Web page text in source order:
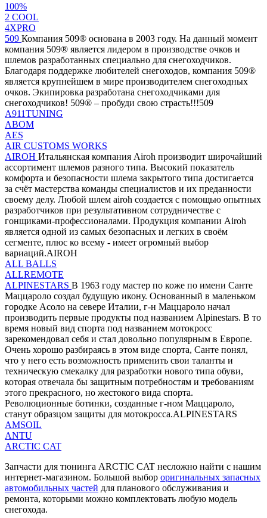
100%
2 СOOL
4XPRO
509 Компания 509® основана в 2003 году. На данный момент
компания 509® является лидером в производстве очков и
шлемов разработанных специально для снегоходчиков.
Благодаря поддержке любителей снегоходов, компания 509®
является крупнейшем в мире производителем снегоходных
очков. Экипировка разработана снегоходчиками для
снегоходчиков! 509® – пробуди свою страсть!!!509
A911TUNING
ABOM
AES
AIR CUSTOMS WORKS
AIROH Итальянская компания Airoh производит широчайший
ассортимент шлемов разного типа. Высокий показатель
комфорта и безопасности шлема закрытого типа достигается
за счёт мастерства команды специалистов и их преданности
своему делу. Любой шлем airoh создается с помощью опытных
разработчиков при результативном сотрудничестве с
гонщиками-профессионалами. Продукция компании Airoh
является одной из самых безопасных и легких в своём
сегменте, плюс ко всему - имеет огромный выбор
вариаций.AIROH
ALL BALLS
ALLREMOTE
ALPINESTARS В 1963 году мастер по коже по имени Санте
Маццароло создал будущую икону. Основанный в маленьком
городке Асоло на севере Италии, г-н Маццароло начал
производить первые продукты под названием Alpinestars. В то
время новый вид спорта под названием мотокросс
зарекомендовал себя и стал довольно популярным в Европе.
Очень хорошо разбираясь в этом виде спорта, Санте понял,
что у него есть возможность применить свои таланты и
техническую смекалку для разработки нового типа обуви,
которая отвечала бы защитным потребностям и требованиям
этого прекрасного, но жестокого вида спорта.
Революционные ботинки, созданные г-ном Маццароло,
станут образцом защиты для мотокросса.ALPINESTARS
AMSOIL
ANTU
ARCTIC CAT
Запчасти для тюнинга ARCTIC CAT несложно найти с нашим
интернет-магазином. Большой выбор оригинальных запасных
автомобильных частей для планового обслуживания и
ремонта, которыми можно комплектовать любую модель
снегохода.